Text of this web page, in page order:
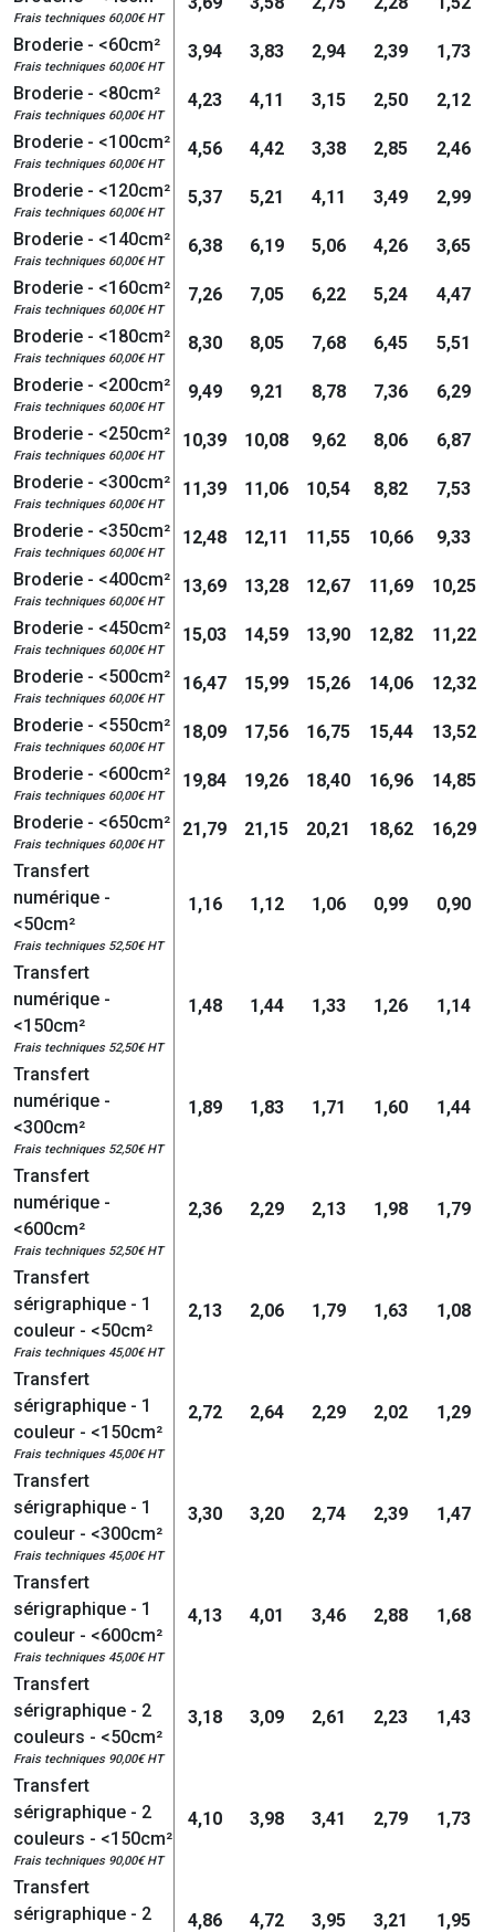
Frais techniques 60,00€ HT
Broderie - <60cm²
Frais techniques 60,00€ HT
3,94 3,83 2,94 2,39
1,73
Broderie - <80cm²
Frais techniques 60,00€ HT
4,23 4,11 3,15 2,50
2,12
Broderie - <100cm²
Frais techniques 60,00€ HT
4,56 4,42 3,38 2,85
2,46
Broderie - <120cm²
Frais techniques 60,00€ HT
5,37 5,21 4,11 3,49
2,99
Broderie - <140cm²
Frais techniques 60,00€ HT
6,38 6,19 5,06 4,26
3,65
Broderie - <160cm²
Frais techniques 60,00€ HT
7,26 7,05 6,22 5,24
4,47
Broderie - <180cm²
Frais techniques 60,00€ HT
8,30 8,05 7,68 6,45
5,51
Broderie - <200cm²
Frais techniques 60,00€ HT
9,49 9,21 8,78 7,36
6,29
Broderie - <250cm²
Frais techniques 60,00€ HT
10,39 10,08 9,62 8,06
6,87
Broderie - <300cm²
Frais techniques 60,00€ HT
11,39 11,06 10,54 8,82
7,53
Broderie - <350cm²
Frais techniques 60,00€ HT
12,48 12,11 11,55 10,66
9,33
Broderie - <400cm²
Frais techniques 60,00€ HT
13,69 13,28 12,67 11,69
10,25
Broderie - <450cm²
Frais techniques 60,00€ HT
15,03 14,59 13,90 12,82
11,22
Broderie - <500cm²
Frais techniques 60,00€ HT
16,47 15,99 15,26 14,06
12,32
Broderie - <550cm²
Frais techniques 60,00€ HT
18,09 17,56 16,75 15,44
13,52
Broderie - <600cm²
Frais techniques 60,00€ HT
19,84 19,26 18,40 16,96
14,85
Broderie - <650cm²
Frais techniques 60,00€ HT
21,79 21,15 20,21 18,62
16,29
Transfert
numérique -
<50cm²
Frais techniques 52,50€ HT
1,16 1,12 1,06 0,99 0,90
Transfert
numérique -
<150cm²
Frais techniques 52,50€ HT
1,48 1,44 1,33 1,26 1,14
Transfert
numérique -
<300cm²
Frais techniques 52,50€ HT
1,89 1,83 1,71 1,60 1,44
Transfert
numérique -
<600cm²
Frais techniques 52,50€ HT
2,36 2,29 2,13 1,98 1,79
Transfert
sérigraphique - 1
couleur - <50cm²
Frais techniques 45,00€ HT
2,13 2,06 1,79 1,63 1,08
Transfert
sérigraphique - 1
couleur - <150cm²
Frais techniques 45,00€ HT
2,72 2,64 2,29 2,02 1,29
Transfert
sérigraphique - 1
couleur - <300cm²
Frais techniques 45,00€ HT
3,30 3,20 2,74 2,39 1,47
Transfert
sérigraphique - 1
couleur - <600cm²
Frais techniques 45,00€ HT
4,13 4,01 3,46 2,88 1,68
Transfert
sérigraphique - 2
couleurs - <50cm²
Frais techniques 90,00€ HT
3,18 3,09 2,61 2,23 1,43
Transfert
sérigraphique - 2
couleurs - <150cm²
Frais techniques 90,00€ HT
4,10 3,98 3,41 2,79 1,73
Transfert
sérigraphique - 2
4,86 4,72 3,95 3,21 1,95